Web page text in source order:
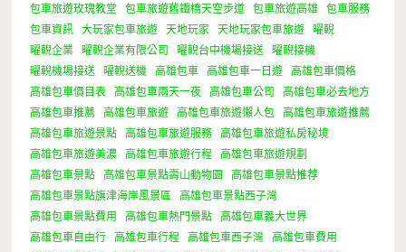
包車旅遊玫瑰教堂
包車旅遊舊鐵橋天空步道 包車旅遊高雄
包車服務
包車資訊
大玩家包車旅遊 天地玩家 天地玩家包車旅遊
曜輗
曜輗企業
曜輗企業有限公司 曜輗台中機場接送
曜輗接機
曜輗機場接送
曜輗送機 高雄包車 高雄包車一日遊
高雄包車價格
高雄包車價目表
高雄包車兩天一夜 高雄包車公司
高雄包車必去地方
高雄包車推薦
高雄包車旅遊 高雄包車旅遊懶人包
高雄包車旅遊推薦
高雄包車旅遊景點
高雄包車旅遊服務
高雄包車旅遊私房秘境
高雄包車旅遊美濃
高雄包車旅遊行程
高雄包車旅遊規劃
高雄包車景點
高雄包車景點壽山動物園
高雄包車景點推荐
高雄包車景點旗津海岸風景區
高雄包車景點西子灣
高雄包車景點費用
高雄包車熱門景點
高雄包車義大世界
高雄包車自由行
高雄包車行程 高雄包車西子灣
高雄包車費用